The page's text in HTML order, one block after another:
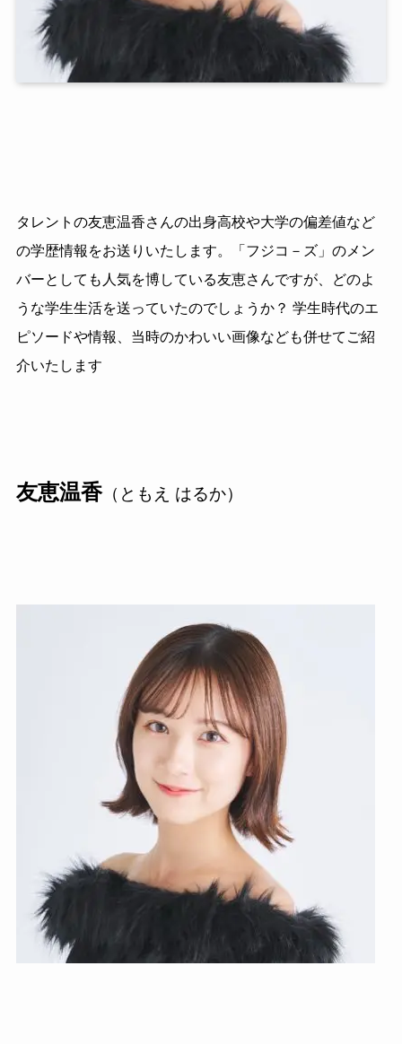
タレントの友恵温香さんの出身高校や大学の偏差値など
の学歴情報をお送りいたします。「フジコ－ズ」のメン
バーとしても人気を博している友恵さんですが、どのよ
うな学生生活を送っていたのでしょうか？ 学生時代のエ
ピソードや情報、当時のかわいい画像なども併せてご紹
介いたします
友恵温香（ともえ はるか）